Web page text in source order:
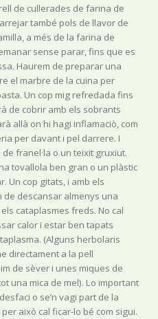
de cullerades de farina de
també pols de llavor de
a més de la farina de
sense parar, fins que es
Haurem de preparar una
el marbre de la cuina per
Un cop mig refredada fins
de cobrir amb els sobrants
allà on hi hagi inflamaciò, com
per davant i pel darrere. I
franel·la o un teixit gruxiut.
tovallola ben gran o un plàstic
Un cop gitats, i amb els
descansar almenys una
cataplasmes freds. No cal
calor i estar ben tapats
(Alguns herbolaris
directament a la pell
de sèver i unes miques de
una mica de mel). Lo important
o se’n vagi part de la
per això cal ficar-lo bé com sigui.